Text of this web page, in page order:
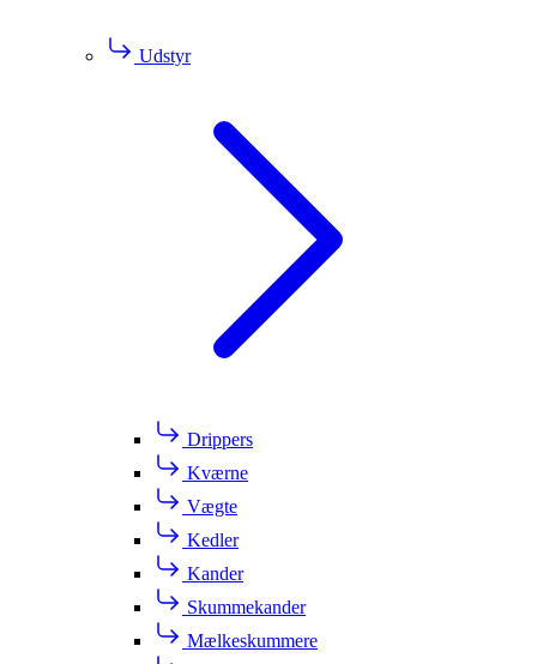
Udstyr
Drippers
Kværne
Vægte
Kedler
Kander
Skummekander
Mælkeskummere